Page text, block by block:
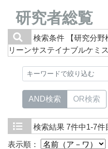
研究者総覧
検索条件
【研究分
リーンサステイナブルケミ
AND検索 OR検索
検索結果 7件中1-7件
表示順：